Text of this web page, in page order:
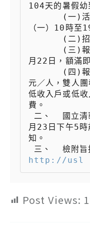
104天的暑假幼
（一）10時至
月22日，額滿
元／人，雙人
低收入戶或低
費。
月23日下午5時
知。
三、  檢附旨
http://usl
Post Views: